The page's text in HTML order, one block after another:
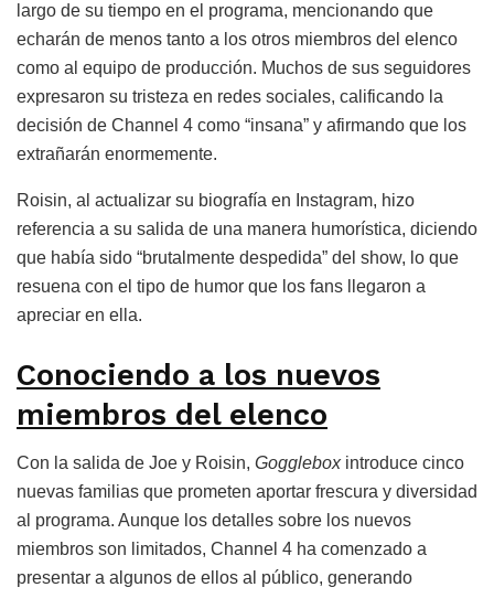
largo de su tiempo en el programa, mencionando que
echarán de menos tanto a los otros miembros del elenco
como al equipo de producción. Muchos de sus seguidores
expresaron su tristeza en redes sociales, calificando la
decisión de Channel 4 como “insana” y afirmando que los
extrañarán enormemente.
Roisin, al actualizar su biografía en Instagram, hizo
referencia a su salida de una manera humorística, diciendo
que había sido “brutalmente despedida” del show, lo que
resuena con el tipo de humor que los fans llegaron a
apreciar en ella.
Conociendo a los nuevos
miembros del elenco
Con la salida de Joe y Roisin, Goggleboxintroduce cinco
nuevas familias que prometen aportar frescura y diversidad
al programa. Aunque los detalles sobre los nuevos
miembros son limitados, Channel 4 ha comenzado a
presentar a algunos de ellos al público, generando